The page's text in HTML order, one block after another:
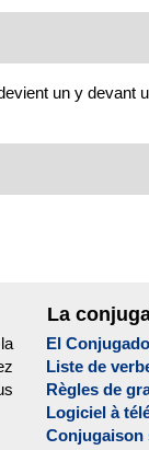
un y
La
El
Liste de
Règles de
Logiciel à
Conjugaison